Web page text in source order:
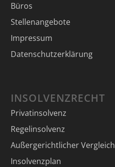
Büros
Stellenangebote
Impressum
Datenschutzerklärung
INSOLVENZRECHT
Privatinsolvenz
Regelinsolvenz
Außergerichtlicher Vergleich
Insolvenzplan